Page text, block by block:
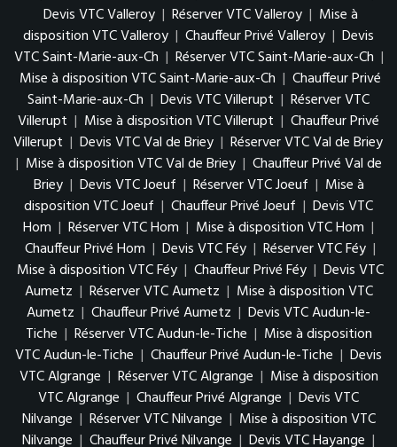
Devis VTC Valleroy | Réserver VTC Valleroy | Mise à
disposition VTC Valleroy | Chauffeur Privé Valleroy | Devis
VTC Saint-Marie-aux-Ch | Réserver VTC Saint-Marie-aux-Ch |
Mise à disposition VTC Saint-Marie-aux-Ch | Chauffeur Privé
Saint-Marie-aux-Ch | Devis VTC Villerupt | Réserver VTC
Villerupt | Mise à disposition VTC Villerupt | Chauffeur Privé
Villerupt | Devis VTC Val de Briey | Réserver VTC Val de Briey
| Mise à disposition VTC Val de Briey | Chauffeur Privé Val de
Briey | Devis VTC Joeuf | Réserver VTC Joeuf | Mise à
disposition VTC Joeuf | Chauffeur Privé Joeuf | Devis VTC
Hom | Réserver VTC Hom | Mise à disposition VTC Hom |
Chauffeur Privé Hom | Devis VTC Féy | Réserver VTC Féy |
Mise à disposition VTC Féy | Chauffeur Privé Féy | Devis VTC
Aumetz | Réserver VTC Aumetz | Mise à disposition VTC
Aumetz | Chauffeur Privé Aumetz | Devis VTC Audun-le-
Tiche | Réserver VTC Audun-le-Tiche | Mise à disposition
VTC Audun-le-Tiche | Chauffeur Privé Audun-le-Tiche | Devis
VTC Algrange | Réserver VTC Algrange | Mise à disposition
VTC Algrange | Chauffeur Privé Algrange | Devis VTC
Nilvange | Réserver VTC Nilvange | Mise à disposition VTC
Nilvange | Chauffeur Privé Nilvange | Devis VTC Hayange |